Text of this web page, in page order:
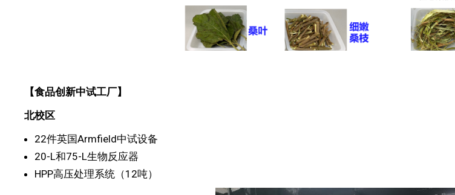
【食品创新中试工厂】
北校区
22件英国Armfield中试设备
20-L和75-L生物反应器
HPP高压处理系统（12吨）